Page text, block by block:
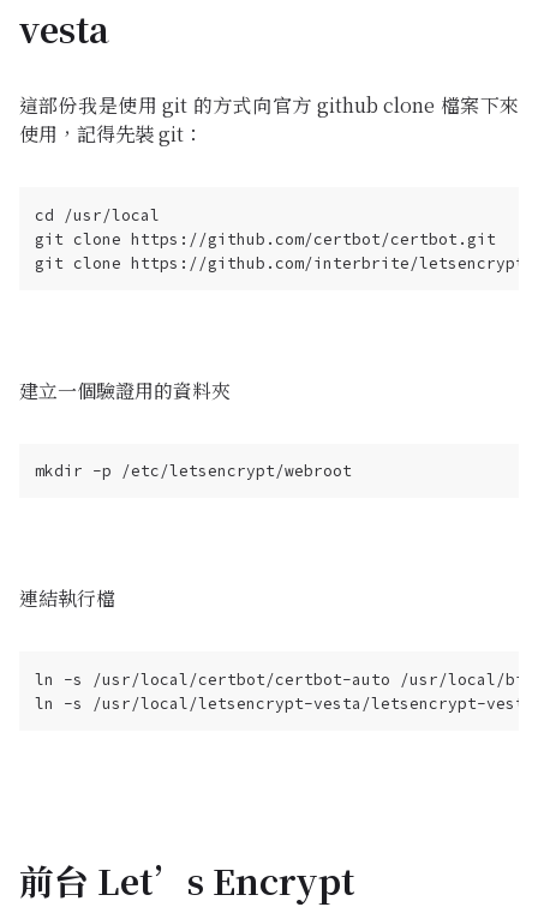
vesta
這部份我是使用 git 的方式向官方 github clone 檔案下來
使用，記得先裝 git：
cd /usr/local
git clone https://github.com/certbot/certbot.git
建立一個驗證用的資料夾
連結執行檔
ln -s /usr/local/certbot/certbot-auto /usr/local/
前台 Let’s Encrypt